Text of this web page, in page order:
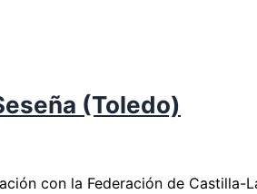
(Toledo)
con la Federación de